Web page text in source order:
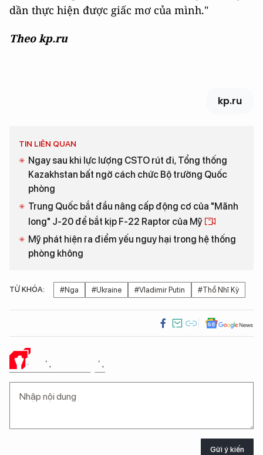
dần thực hiện được giấc mơ của mình."
Theo kp.ru
kp.ru
TIN LIÊN QUAN
Ngay sau khi lực lượng CSTO rút đi, Tổng thống
Kazakhstan bất ngờ cách chức Bộ trưởng Quốc
phòng
Trung Quốc bắt đầu nâng cấp động cơ của "Mãnh
long" J-20 để bắt kịp F-22 Raptor của Mỹ
Mỹ phát hiện ra điểm yếu nguy hại trong hệ thống
phòng không
TỪ KHÓA: #Nga #Ukraine #Vladimir Putin #Thổ Nhĩ Kỳ
Ý KIẾN CỦA BẠN
Gửi ý kiến